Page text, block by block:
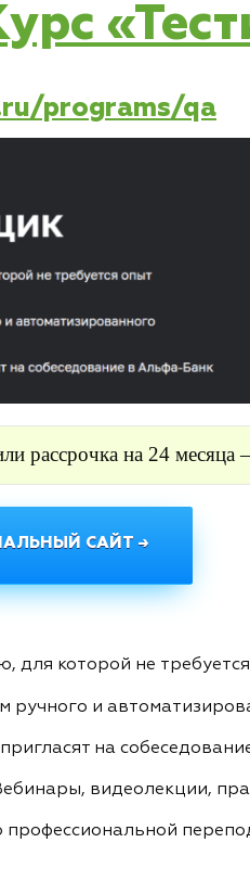
programs/qa
рассрочка на 24
САЙТ →
для которой не
ручного и
на
видеолекции,